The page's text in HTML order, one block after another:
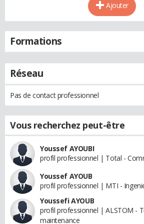
Ajouter
Formations
Réseau
Pas de contact professionnel
Vous recherchez peut-être
Youssef AYOUBI
profil professionnel | Total -
Youssef AYOUB
profil professionnel | MTI -
Youssefi AYOUB
profil professionnel | ALSTOM -
maintenance